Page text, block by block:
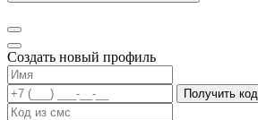
Создать новый профиль
Получить код